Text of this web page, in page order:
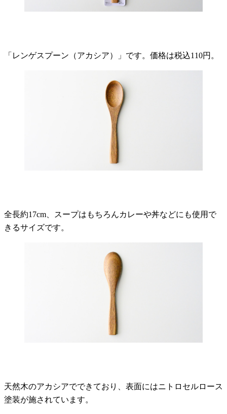
「レンゲスプーン（アカシア）」です。価格は税込110円。
全長約17cm、スープはもちろんカレーや丼などにも使用で
きるサイズです。
天然木のアカシアでできており、表面にはニトロセルロース
塗装が施されています。